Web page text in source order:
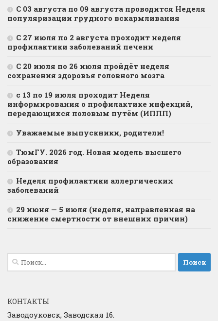
С 03 августа по 09 августа проводится Неделя
популяризации грудного вскармливания
С 27 июля по 2 августа проходит неделя
профилактики заболеваний печени
С 20 июля по 26 июля пройдёт неделя
сохранения здоровья головного мозга
с 13 по 19 июля проходит Неделя
информирования о профилактике инфекций,
передающихся половым путём (ИППП)
Уважаемые выпускники, родители!
ТюмГУ. 2026 год. Новая модель высшего
образования
Неделя профилактики аллергических
заболеваний
29 июня — 5 июля (неделя, направленная на
снижение смертности от внешних причин)
Найти:
КОНТАКТЫ
Заводоуковск, Заводская 16.